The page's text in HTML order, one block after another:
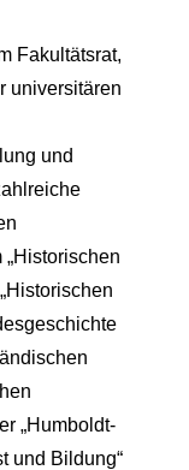
Fakultätsrat,
universitären
und
„Humboldt-
und Bildung“